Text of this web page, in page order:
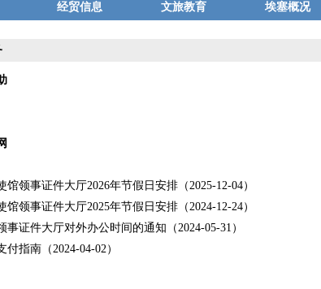
经贸信息 文旅教育 埃塞概况
馆领事证件大厅2026年节假日安排（2025-12-04）
馆领事证件大厅2025年节假日安排（2024-12-24）
事证件大厅对外办公时间的通知（2024-05-31）
指南（2024-04-02）